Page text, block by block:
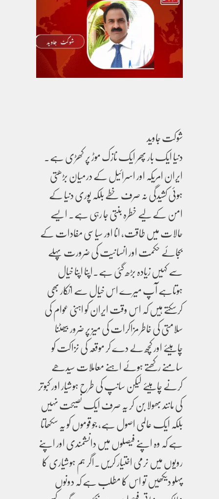
شوکت جاوید
دنیا ایک بار پھر ایک نازک موڑ پر کھڑی ہے۔
ایران امریکہ اور اسرائیل کے درمیان بڑھتی
ہوئی کشیدگی نہ صرف خطے بلکہ پوری دنیا کے
امن کے لیے خطرہ بنتی جا رہی ہے۔ ایسے
حالات میں طاقت، انا اور سیاسی مفادات کے
بجائے حکمت اور انسانیت کی ضرورت پہلے
سے کہیں زیادہ بڑھ گئی ہے۔اپنا اپنا خیال
ہوتاہے آپ میرے اس خیال سے انکار بھی
کرسکتے ہیں کہ اس وقت ایران کو اہنی عوام کی
سلامتی کی خاطر مزاکرات کی میز پر ضرور بیھٹنا
چاہیئے اور کچھ لے دے کر موقعہ کی نزاکت کو
سامنے رکھتے ہوئے اہنے معاملات سیدھے
کرنے چاہیئے لیکن سانپ کی طرح ہوشیار اور کبوتر
کی مانند بھولا بن کر یہ صرف ایک نصیحت نہیں
بلکہ ایک عالمی اصول ہے، جو قوموں کو یہ سکھاتا
ہے کہ وہ اپنے فیصلوں میں دانشمندی اور اپنے
رویوں میں نرمی اختیار کریں۔اگر ہم ہوشیاری کا
پہلو دیکھیں تو اس کا مطلب ہے کہ دونوں